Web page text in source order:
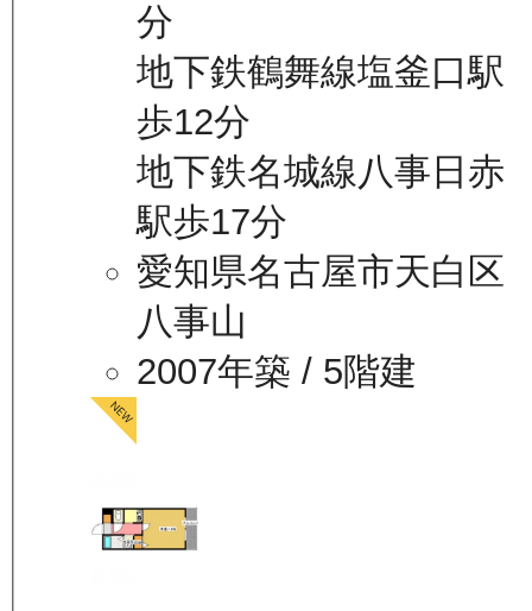
分
地下鉄鶴舞線塩釜口駅
歩12分
地下鉄名城線八事日赤
駅歩17分
愛知県名古屋市天白区
八事山
2007年築 / 5階建